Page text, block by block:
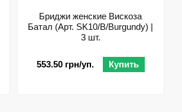
Бриджи женские Вискоза
Батал (Арт. SK10/B/Burgundy) |
3 шт.
553.50 грн/уп. Купить